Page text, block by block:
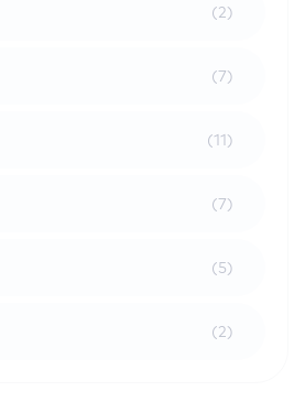
(2)
(7)
(11)
(7)
(5)
(2)